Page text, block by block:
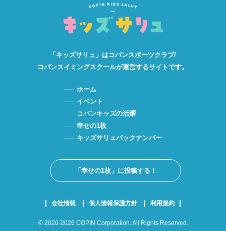
「キッズサリュ」はコパンスポーツクラブ/
コパンスイミングスクールが運営するサイトです。
ホーム
イベント
コパンキッズの活躍
幸せの1枚
キッズサリュバックナンバー
「幸せの1枚」に投稿する！
会社情報 個人情報保護方針 利用規約
© 2020-2026 COPIN Corporation. All Rights Reserved.